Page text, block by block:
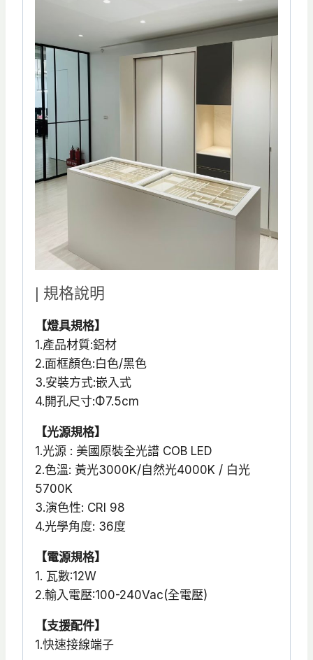
| 規格說明
【燈具規格】
1.產品材質:鋁材
2.面框顏色:白色/黑色
3.安裝方式:嵌入式
4.開孔尺寸:Φ7.5cm
【光源規格】
1.光源 : 美國原裝全光譜 COB LED
2.色溫: 黃光3000K/自然光4000K / 白光
5700K
3.演色性: CRI 98
4.光學角度: 36度
【電源規格】
1. 瓦數:12W
2.輸入電壓:100-240Vac(全電壓)
【支援配件】
1.快速接線端子